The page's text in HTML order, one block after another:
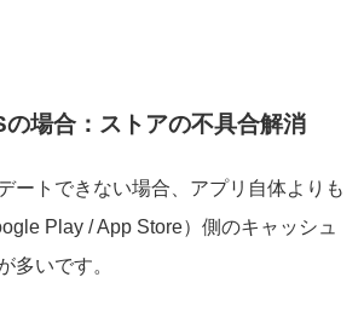
場合：ストアの不具合解消
ートできない場合、アプリ自体よりも
Play / App Store）側のキャッシュ
多いです。